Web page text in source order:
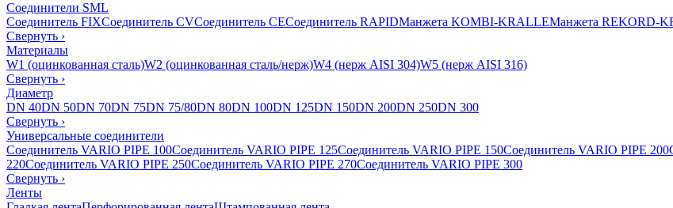
Соединители SML
Соединитель FIXСоединитель CVСоединитель CEСоединитель RAPIDМанжета KOMBI-KRALLEМанжета REKORD-
Свернуть ›
Материалы
W1 (оцинкованная сталь)W2 (оцинкованная сталь/нерж)W4 (нерж AISI 304)W5 (нерж AISI 316)
Свернуть ›
Диаметр
DN 40DN 50DN 70DN 75DN 75/80DN 80DN 100DN 125DN 150DN 200DN 250DN 300
Свернуть ›
Универсальные соединители
Соединитель VARIO PIPE 100Соединитель VARIO PIPE 125Соединитель VARIO PIPE 150Соединитель VARIO PIPE
220Соединитель VARIO PIPE 250Соединитель VARIO PIPE 270Соединитель VARIO PIPE 300
Свернуть ›
Ленты